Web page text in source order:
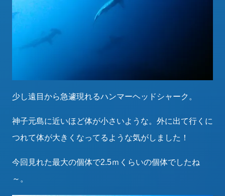
少し遠目から急遽現れるハンマーヘッドシャーク。
神子元島に近いほど体が小さいような。外に出て行くに
つれて体が大きくなってるような気がしました！
今回見れた最大の個体で2.5ｍくらいの個体でしたね
～。